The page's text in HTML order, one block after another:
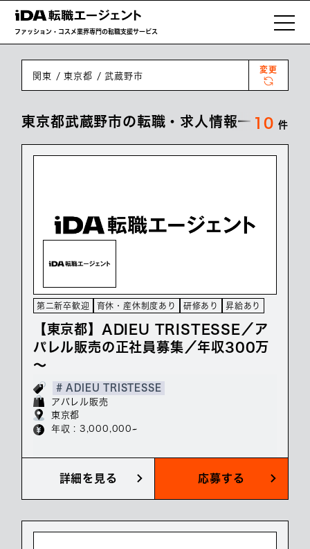
ファッション・コスメ業界専門の転職支援サービス
関東 東京都 武蔵野市
変更
東京都武蔵野市の転職・求人情報一覧
10 件
第二新卒歓迎 育休・産休制度あり 研修あり 昇給あり
【東京都】ADIEU TRISTESSE／ア
パレル販売の正社員募集／年収300万
～
# ADIEU TRISTESSE
アパレル販売
東京都
年収 : 3,000,000~
詳細を見る 応募する